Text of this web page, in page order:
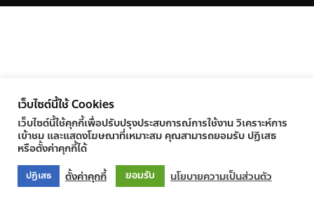
เว็บไซต์นี้ใช้ Cookies
เว็บไซต์นี้ใช้คุกกี้เพื่อปรับปรุงประสบการณ์การใช้งาน วิเคราะห์การ
เข้าชม และแสดงโฆษณาที่เหมาะสม คุณสามารถยอมรับ ปฏิเสธ
หรือตั้งค่าคุกกี้ได้
ปฏิเสธ ตั้งค่าคุกกี้ ยอมรับ นโยบายความเป็นส่วนตัว